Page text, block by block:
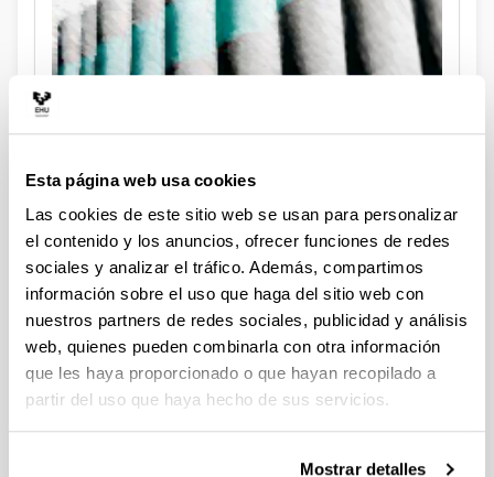
Esta página web usa cookies
Las cookies de este sitio web se usan para personalizar
el contenido y los anuncios, ofrecer funciones de redes
sociales y analizar el tráfico. Además, compartimos
información sobre el uso que haga del sitio web con
nuestros partners de redes sociales, publicidad y análisis
web, quienes pueden combinarla con otra información
que les haya proporcionado o que hayan recopilado a
partir del uso que haya hecho de sus servicios.
Mostrar detalles
Cápsulas formativas